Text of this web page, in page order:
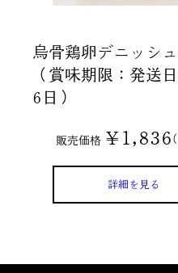
烏骨鶏卵デニッシ
（賞味期限：発送
6日）
販売価格 ¥ 1,836
詳細を見る